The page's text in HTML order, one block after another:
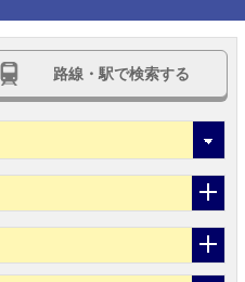
路線・駅で検索する